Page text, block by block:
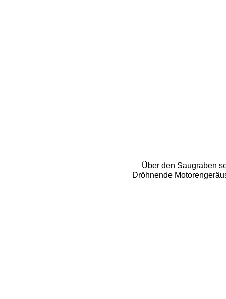
Über den Saugraben
Dröhnende